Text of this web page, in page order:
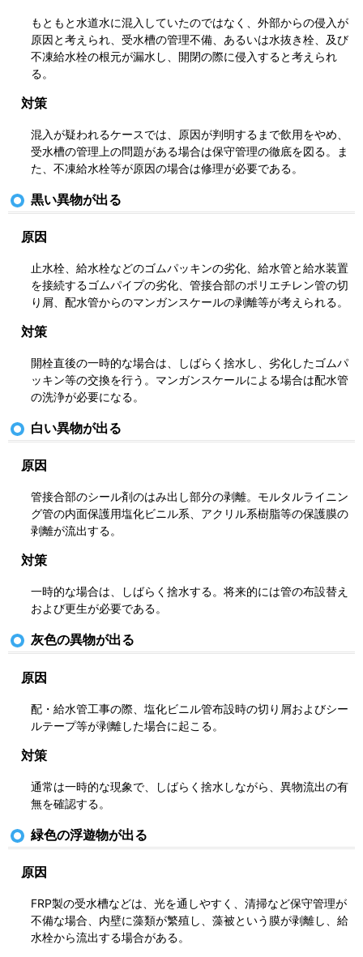
もともと水道水に混入していたのではなく、外部からの侵入が
原因と考えられ、受水槽の管理不備、あるいは水抜き栓、及び
不凍給水栓の根元が漏水し、開閉の際に侵入すると考えられ
る。
対策
混入が疑われるケースでは、原因が判明するまで飲用をやめ、
受水槽の管理上の問題がある場合は保守管理の徹底を図る。ま
た、不凍給水栓等が原因の場合は修理が必要である。
黒い異物が出る
原因
止水栓、給水栓などのゴムパッキンの劣化、給水管と給水装置
を接続するゴムパイプの劣化、管接合部のポリエチレン管の切
り屑、配水管からのマンガンスケールの剥離等が考えられる。
対策
開栓直後の一時的な場合は、しばらく捨水し、劣化したゴムパ
ッキン等の交換を行う。マンガンスケールによる場合は配水管
の洗浄が必要になる。
白い異物が出る
原因
管接合部のシール剤のはみ出し部分の剥離。モルタルライニン
グ管の内面保護用塩化ビニル系、アクリル系樹脂等の保護膜の
剥離が流出する。
対策
一時的な場合は、しばらく捨水する。将来的には管の布設替え
および更生が必要である。
灰色の異物が出る
原因
配・給水管工事の際、塩化ビニル管布設時の切り屑およびシー
ルテープ等が剥離した場合に起こる。
対策
通常は一時的な現象で、しばらく捨水しながら、異物流出の有
無を確認する。
緑色の浮遊物が出る
原因
FRP製の受水槽などは、光を通しやすく、清掃など保守管理が
不備な場合、内壁に藻類が繁殖し、藻被という膜が剥離し、給
水栓から流出する場合がある。